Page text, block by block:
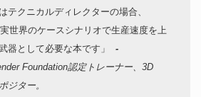
テクニカルディレクターの場合、
世界のケースシナリオで生産速度を上
器として必要な本です」 -
Foundation認定トレーナー、3D
ジター。